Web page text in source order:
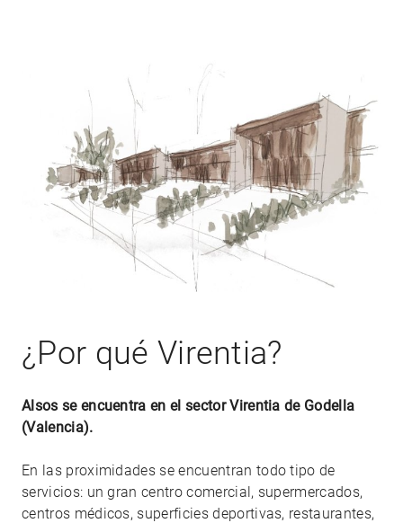
¿Por qué Virentia?
Alsos se encuentra en el sector Virentia de Godella
(Valencia).
En las proximidades se encuentran todo tipo de
servicios: un gran centro comercial, supermercados,
centros médicos, superficies deportivas, restaurantes,